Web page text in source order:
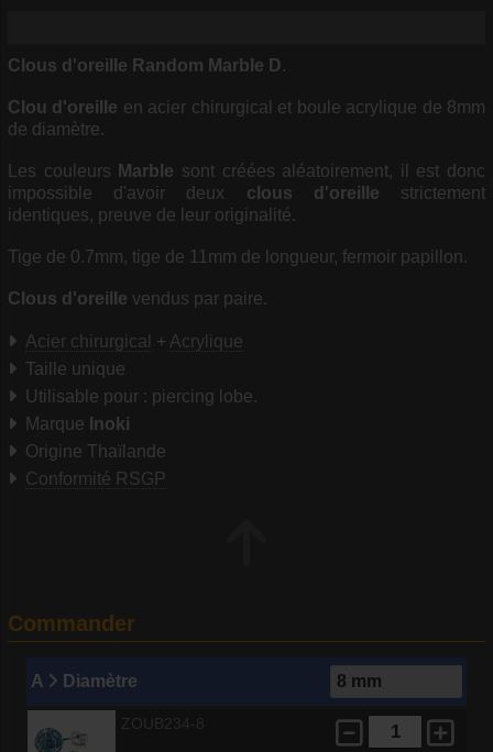
Clous d'oreille Random Marble D.
Clou d'oreille en acier chirurgical et boule acrylique de 8mm
de diamètre.
Les couleurs Marble sont créées aléatoirement, il est donc
impossible d'avoir deux clous d'oreille strictement
identiques, preuve de leur originalité.
Tige de 0.7mm, tige de 11mm de longueur, fermoir papillon.
Clous d'oreille vendus par paire.
Acier chirurgical + Acrylique
Taille unique
Utilisable pour : piercing lobe.
Marque Inoki
Origine Thaïlande
Conformité RSGP
Commander
A Diamètre